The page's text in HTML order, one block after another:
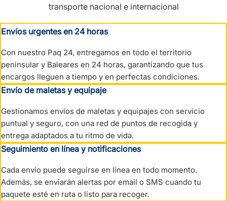
transporte nacional e internacional
Envíos urgentes en 24 horas
Con nuestro Paq 24, entregamos en todo el territorio
peninsular y Baleares en 24 horas, garantizando que tus
encargos lleguen a tiempo y en perfectas condiciones.
Envío de maletas y equipaje
Gestionamos envíos de maletas y equipajes con servicio
puntual y seguro, con una red de puntos de recogida y
entrega adaptados a tu ritmo de vida.
Seguimiento en línea y notificaciones
Cada envío puede seguirse en línea en todo momento.
Además, se enviarán alertas por email o SMS cuando tu
paquete esté en ruta o listo para recoger.